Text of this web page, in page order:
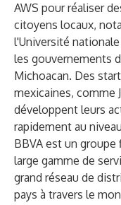
AWS pour réaliser
citoyens locaux,
l'Université
les gouvernements
Michoacan. Des
mexicaines, comme
développent leurs
rapidement au
BBVA est un
large gamme de
grand réseau de
pays à travers le